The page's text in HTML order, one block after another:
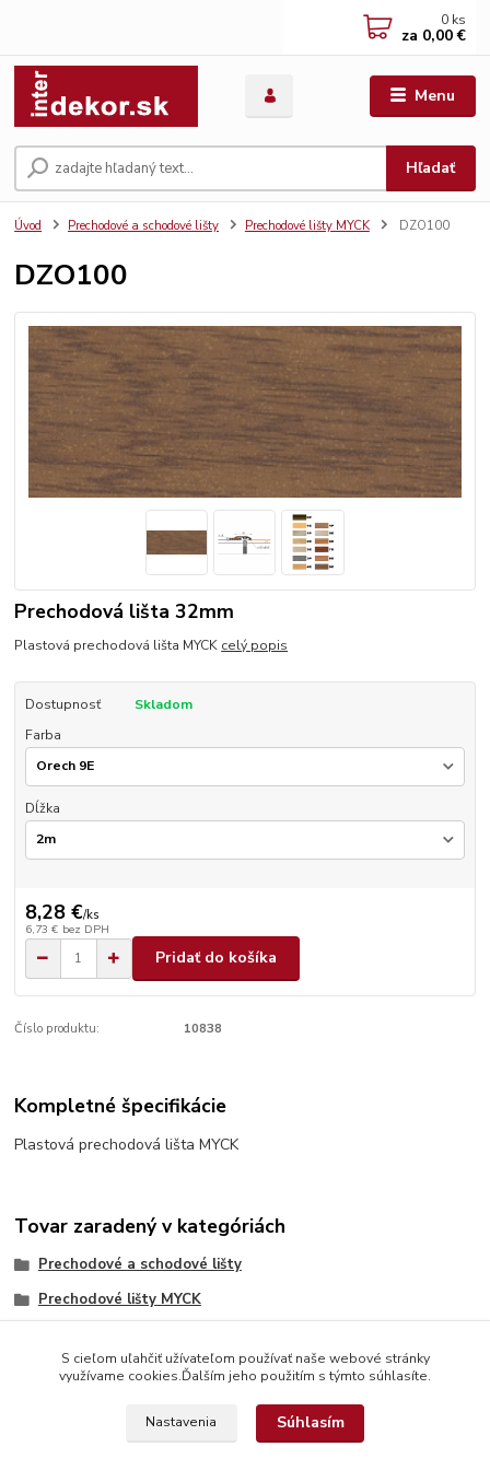
Menu
Hľadať
0 ks
za 0,00 €
Úvod Prechodové a schodové lišty Prechodové lišty MYCK DZO100
DZO100
Prechodová lišta 32mm
Plastová prechodová lišta MYCK celý popis
Dostupnosť
Skladom
Farba
Dĺžka
8,28 €/ks
6,73 € bez DPH
Pridať do košíka
Číslo produktu: 10838
Kompletné špecifikácie
Plastová prechodová lišta MYCK
Tovar zaradený v kategóriách
Prechodové a schodové lišty
Prechodové lišty MYCK
S cieľom uľahčiť užívateľom používať naše webové stránky
využívame cookies.Ďalším jeho použitím s týmto súhlasíte.
Nastavenia Súhlasím